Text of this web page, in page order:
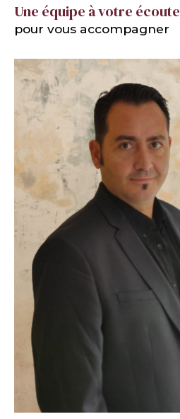
Une équipe à votre écoute
pour vous accompagner